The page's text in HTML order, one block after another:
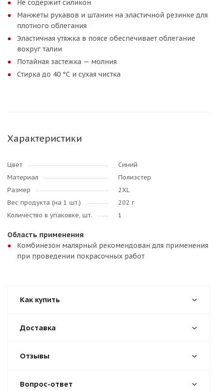
Не содержит силикон
Манжеты рукавов и штанин на эластичной резинке для
плотного облегания
Эластичная утяжка в поясе обеспечивает облегание
вокруг талии
Потайная застежка — молния
Стирка до 40 °С и сухая чистка
Характеристики
Цвет
Синий
Материал
Полиэстер
Размер
2XL
Вес продукта (на 1 шт.)
202 г
Количество в упаковке, шт.
1
Область применения
Комбинезон малярный рекомендован для применения
при проведении покрасочных работ
Как купить
Доставка
Отзывы
Вопрос-ответ